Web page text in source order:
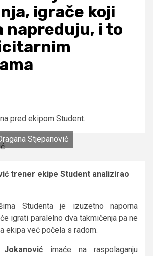
igrače koji
napreduju, i to
pred ekipom Student.
Stjepanović
trener ekipe Student analizirao
Studenta je izuzetno naporna
igrati paralelno dva takmičenja pa ne
ekipa već počela s radom.
Jokanović imaće na raspolaganju